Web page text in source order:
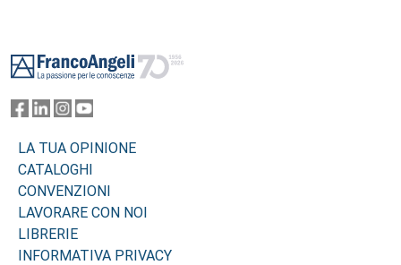
LA TUA OPINIONE
CATALOGHI
CONVENZIONI
LAVORARE CON NOI
LIBRERIE
INFORMATIVA PRIVACY